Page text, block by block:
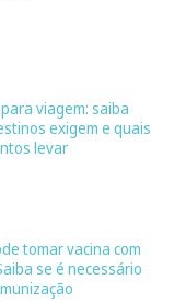
viagem: saiba
exigem e quais
levar
tomar vacina com
se é necessário